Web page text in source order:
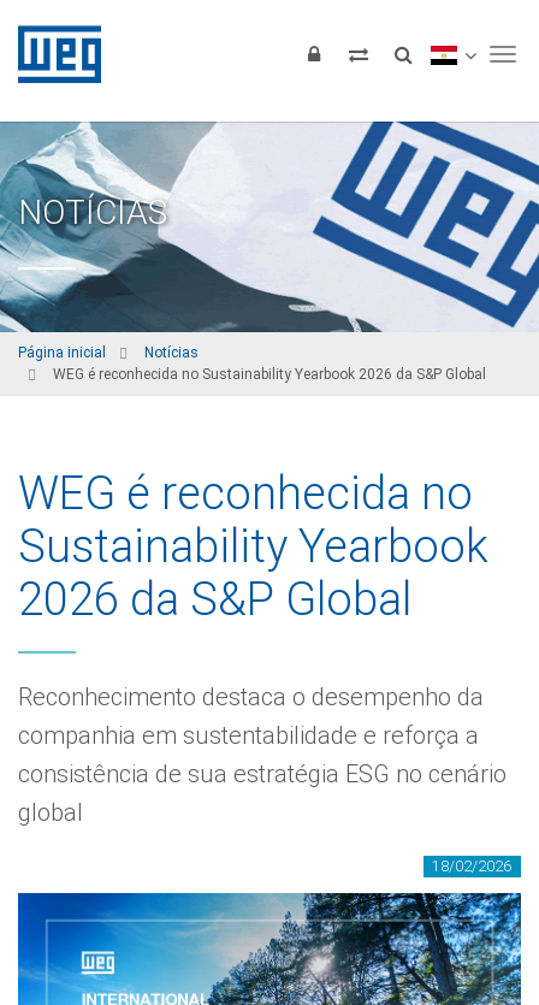
NOTÍCIAS
Página inicial
Notícias
WEG é reconhecida no Sustainability Yearbook 2026 da S&P Global
WEG é reconhecida no
Sustainability Yearbook
2026 da S&P Global
Reconhecimento destaca o desempenho da
companhia em sustentabilidade e reforça a
consistência de sua estratégia ESG no cenário
global
18/02/2026